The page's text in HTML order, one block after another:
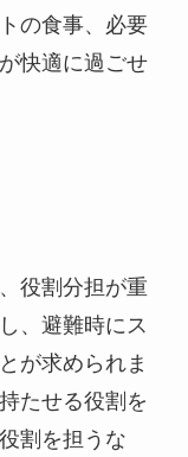
の食事、必要
快適に過ごせ
役割分担が重
、避難時にス
が求められま
たせる役割を
割を担うな